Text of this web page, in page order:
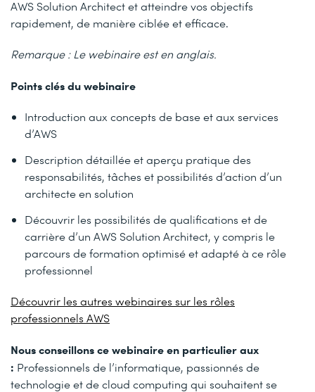
AWS Solution Architect et atteindre vos objectifs
rapidement, de manière ciblée et efficace.
Remarque : Le webinaire est en anglais.
Points clés du webinaire
Introduction aux concepts de base et aux services
d’AWS
Description détaillée et aperçu pratique des
responsabilités, tâches et possibilités d’action d’un
architecte en solution
Découvrir les possibilités de qualifications et de
carrière d’un AWS Solution Architect, y compris le
parcours de formation optimisé et adapté à ce rôle
professionnel
Découvrir les autres webinaires sur les rôles
professionnels AWS
Nous conseillons ce webinaire en particulier aux
: Professionnels de l’informatique, passionnés de
technologie et de cloud computing qui souhaitent se